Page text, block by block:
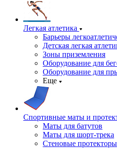
Легкая атлетика
Барьеры
Детская легкая
Зоны приземления
Оборудование для
Оборудование для
Еще
Спортивные маты и
Маты для батутов
Маты для шорт-трека
Стеновые протекторы